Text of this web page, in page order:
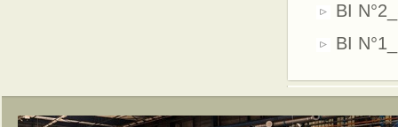
BI
BI